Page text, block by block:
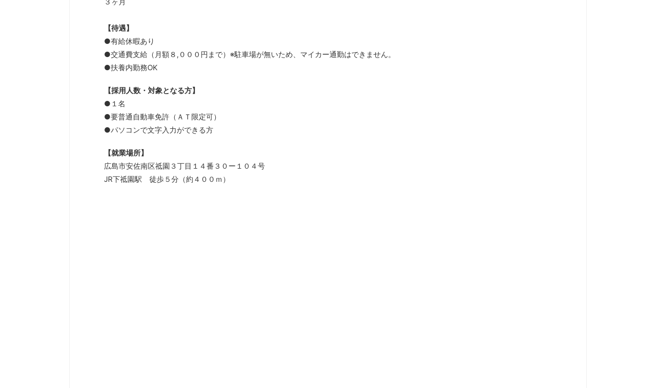
３ヶ月
【待遇】
●有給休暇あり
●交通費支給（月額８,０００円まで）※駐車場が無いため、マイカー通勤はできません。
●扶養内勤務OK
【採用人数・対象となる方】
●１名
●要普通自動車免許（ＡＴ限定可）
●パソコンで文字入力ができる方
【就業場所】
広島市安佐南区祗園３丁目１４番３０ー１０４号
JR下祗園駅 徒歩５分（約４００ｍ）